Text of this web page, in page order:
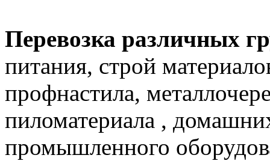
Перевозка различных
питания, строй
профнастила,
пиломатериала ,
промышленного